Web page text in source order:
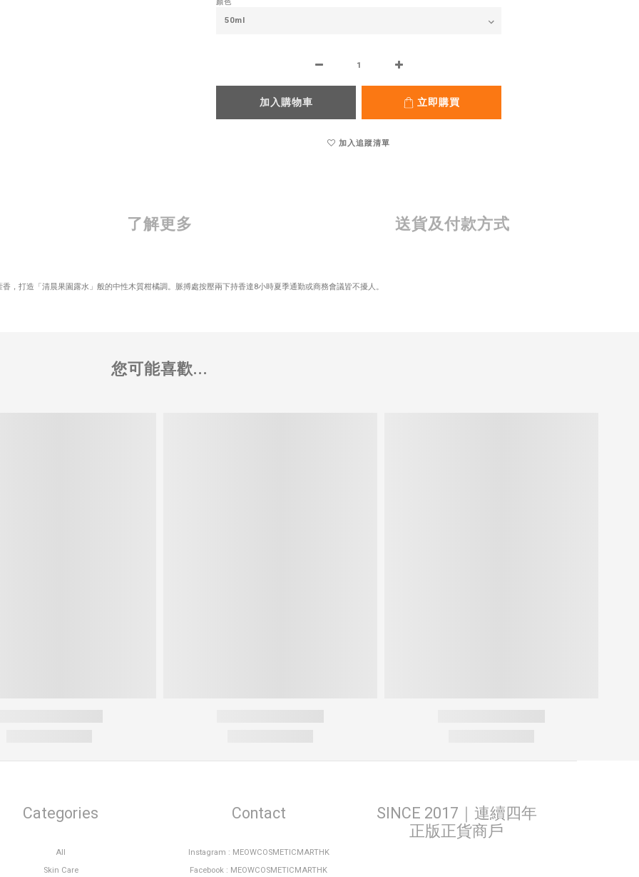
顏色
加入購物車 立即購買
加入追蹤清單
了解更多 送貨及付款方式
打造「清晨果園露水」般的中性木質柑橘調。脈搏處按壓兩下持香達8小時夏季通勤或商務會議皆不擾人。
您可能喜歡...
Categories
All
Skin Care
Contact
Instagram : MEOWCOSMETICMARTHK
Facebook : MEOWCOSMETICMARTHK
SINCE 2017｜連續四年
正版正貨商戶